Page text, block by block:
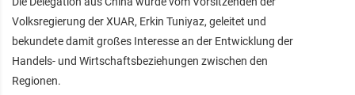
Volksregierung der XUAR, Erkin Tuniyaz, geleitet und
bekundete damit großes Interesse an der Entwicklung der
Handels- und Wirtschaftsbeziehungen zwischen den
Regionen.